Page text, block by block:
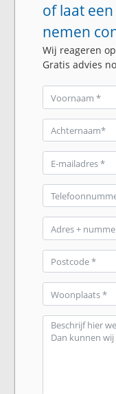
of laat
nemen
Wij reageren
Gratis advies